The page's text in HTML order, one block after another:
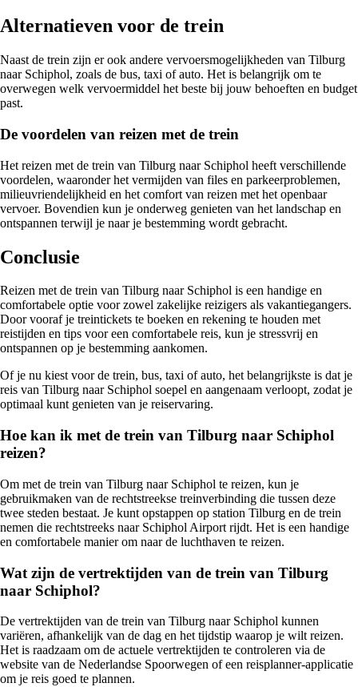
Alternatieven voor de trein
Naast de trein zijn er ook andere vervoersmogelijkheden van Tilburg
naar Schiphol, zoals de bus, taxi of auto. Het is belangrijk om te
overwegen welk vervoermiddel het beste bij jouw behoeften en budget
past.
De voordelen van reizen met de trein
Het reizen met de trein van Tilburg naar Schiphol heeft verschillende
voordelen, waaronder het vermijden van files en parkeerproblemen,
milieuvriendelijkheid en het comfort van reizen met het openbaar
vervoer. Bovendien kun je onderweg genieten van het landschap en
ontspannen terwijl je naar je bestemming wordt gebracht.
Conclusie
Reizen met de trein van Tilburg naar Schiphol is een handige en
comfortabele optie voor zowel zakelijke reizigers als vakantiegangers.
Door vooraf je treintickets te boeken en rekening te houden met
reistijden en tips voor een comfortabele reis, kun je stressvrij en
ontspannen op je bestemming aankomen.
Of je nu kiest voor de trein, bus, taxi of auto, het belangrijkste is dat je
reis van Tilburg naar Schiphol soepel en aangenaam verloopt, zodat je
optimaal kunt genieten van je reiservaring.
Hoe kan ik met de trein van Tilburg naar Schiphol
reizen?
Om met de trein van Tilburg naar Schiphol te reizen, kun je
gebruikmaken van de rechtstreekse treinverbinding die tussen deze
twee steden bestaat. Je kunt opstappen op station Tilburg en de trein
nemen die rechtstreeks naar Schiphol Airport rijdt. Het is een handige
en comfortabele manier om naar de luchthaven te reizen.
Wat zijn de vertrektijden van de trein van Tilburg
naar Schiphol?
De vertrektijden van de trein van Tilburg naar Schiphol kunnen
variëren, afhankelijk van de dag en het tijdstip waarop je wilt reizen.
Het is raadzaam om de actuele vertrektijden te controleren via de
website van de Nederlandse Spoorwegen of een reisplanner-applicatie
om je reis goed te plannen.